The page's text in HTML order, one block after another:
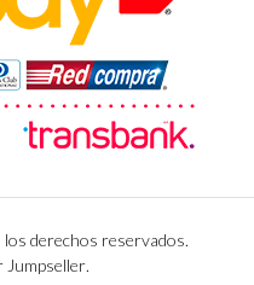
derechos reservados.
Jumpseller.